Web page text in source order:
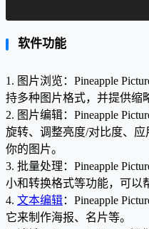
软件功能
1. 图片浏览：Pineapple
持多种图片格式，并提供缩
2. 图片编辑：Pineapple
旋转、调整亮度/对比度、
你的图片。
3. 批量处理：Pineapple
小和转换格式等功能，可以
4. 文本编辑：Pineapple
它来制作海报、名片等。